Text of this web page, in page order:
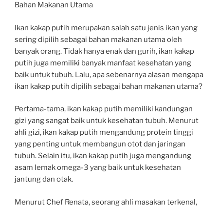
Bahan Makanan Utama
Ikan kakap putih merupakan salah satu jenis ikan yang
sering dipilih sebagai bahan makanan utama oleh
banyak orang. Tidak hanya enak dan gurih, ikan kakap
putih juga memiliki banyak manfaat kesehatan yang
baik untuk tubuh. Lalu, apa sebenarnya alasan mengapa
ikan kakap putih dipilih sebagai bahan makanan utama?
Pertama-tama, ikan kakap putih memiliki kandungan
gizi yang sangat baik untuk kesehatan tubuh. Menurut
ahli gizi, ikan kakap putih mengandung protein tinggi
yang penting untuk membangun otot dan jaringan
tubuh. Selain itu, ikan kakap putih juga mengandung
asam lemak omega-3 yang baik untuk kesehatan
jantung dan otak.
Menurut Chef Renata, seorang ahli masakan terkenal,